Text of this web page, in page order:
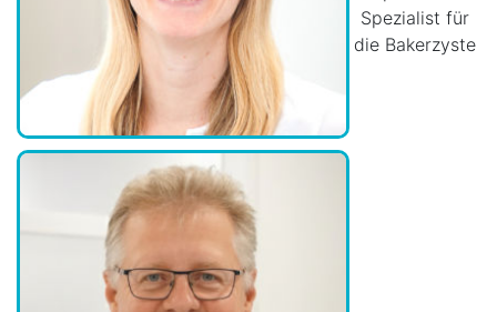
Spezialist für
die Bakerzyste